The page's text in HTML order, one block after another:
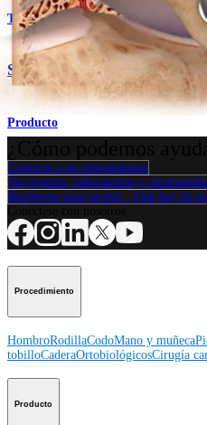
Traumatismo - Extremidades
Sistema de placas Patella
Producto
Contacte a un representante
Ver eventos, laboratorios y
Regístrese para recibir: ¿Qué hay de
Procedimiento
HombroRodillaCodoMano y muñeca
tobilloCaderaOrtobiológicosCirugía
Producto